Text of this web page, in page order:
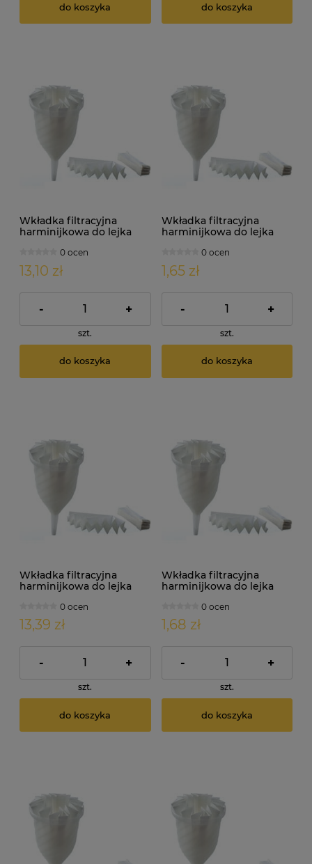
do koszyka do koszyka
Wkładka filtracyjna
harminijkowa do lejka
Średnica: 15cm x 10szt.
0 ocen
13,10 zł
- +
szt.
do koszyka
Wkładka filtracyjna
harminijkowa do lejka
Średnica: 18cm
0 ocen
1,65 zł
- +
szt.
do koszyka
Wkładka filtracyjna
harminijkowa do lejka
Średnica: 18cm x 10szt.
0 ocen
13,39 zł
- +
szt.
do koszyka
Wkładka filtracyjna
harminijkowa do lejka
Średnica: 20cm
0 ocen
1,68 zł
- +
szt.
do koszyka